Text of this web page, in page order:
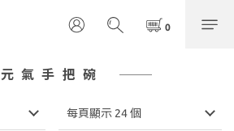
元氣手把碗
每頁顯示 24 個